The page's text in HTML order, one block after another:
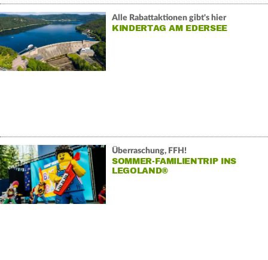
Alle Rabattaktionen gibt's hier
KINDERTAG AM EDERSEE
Überraschung, FFH!
SOMMER-FAMILIENTRIP INS
LEGOLAND®